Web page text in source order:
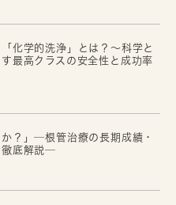
化学的洗浄」とは？～科学と
最高クラスの安全性と成功率
？」─根管治療の長期成績・
徹底解説─